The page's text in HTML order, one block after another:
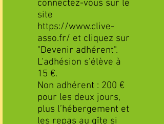
connectez-vous sur le
site
https://www.clive-
asso.fr/ et cliquez sur
"Devenir adhérent".
L'adhésion s'élève à
15 €.
Non adhérent : 200 €
pour les deux jours,
plus l’hébergement et
les repas au gîte si